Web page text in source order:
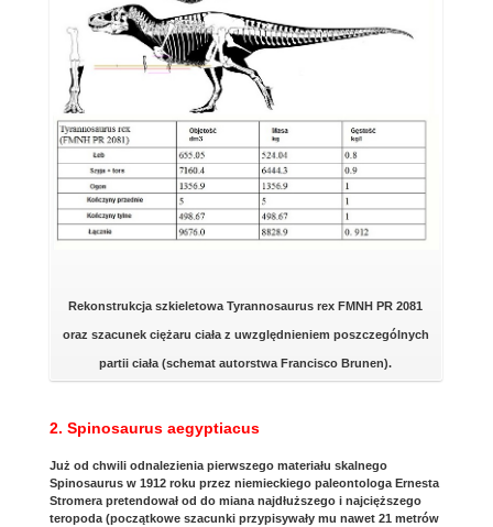
Rekonstrukcja szkieletowa Tyrannosaurus rex FMNH PR 2081
oraz szacunek ciężaru ciała z uwzględnieniem poszczególnych
partii ciała (schemat autorstwa Francisco Brunen).
2. Spinosaurus aegyptiacus
Już od chwili odnalezienia pierwszego materiału skalnego
Spinosaurus w 1912 roku przez niemieckiego paleontologa Ernesta
Stromera pretendował od do miana najdłuższego i najcięższego
teropoda (początkowe szacunki przypisywały mu nawet 21 metrów